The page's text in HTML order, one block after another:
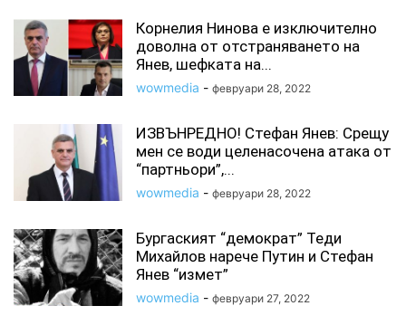
Корнелия Нинова е изключително
доволна от отстраняването на
Янев, шефката на...
wowmedia - февруари 28, 2022
ИЗВЪНРЕДНО! Стефан Янев: Срещу
мен се води целенасочена атака от
“партньори”,...
wowmedia - февруари 28, 2022
Бургаският “демократ” Теди
Михайлов нарече Путин и Стефан
Янев “измет”
wowmedia - февруари 27, 2022